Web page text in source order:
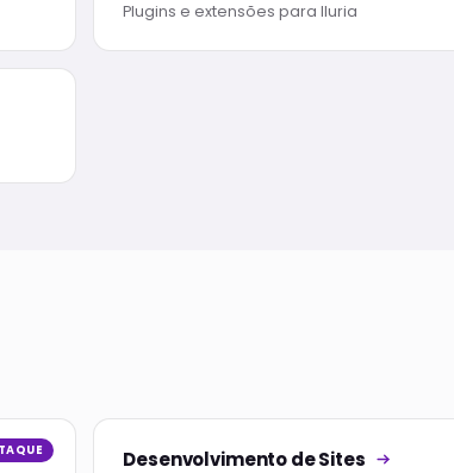
Plugins e extensões para Iluria
Desenvolvimento de Sites